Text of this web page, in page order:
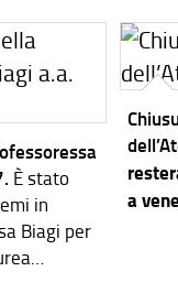
È stato
in
Biagi per
a